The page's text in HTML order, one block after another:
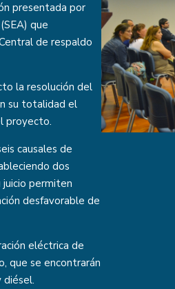
presentada por
que
de respaldo
la resolución del
su totalidad el
proyecto.
causales de
dos
permiten
desfavorable de
eléctrica de
que se encontrarán
diésel.